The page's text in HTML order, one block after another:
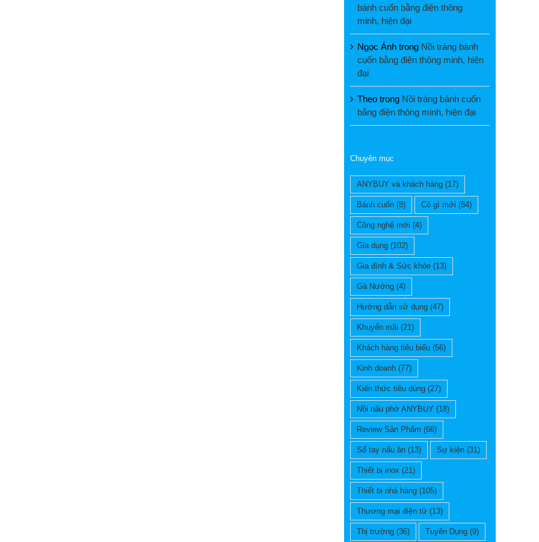
bánh cuốn bằng điện thông
minh, hiện đại
Ngọc Ánh trong Nồi tráng bánh
cuốn bằng điện thông minh, hiện
đại
Theo trong Nồi tráng bánh cuốn
bằng điện thông minh, hiện đại
Chuyên mục
ANYBUY và khách hàng (17)
Bánh cuốn (8) Có gì mới (84)
Công nghệ mới (4)
Gia dụng (102)
Gia đình & Sức khỏe (13)
Gà Nướng (4)
Hướng dẫn sử dụng (47)
Khuyến mãi (21)
Khách hàng tiêu biểu (56)
Kinh doanh (77)
Kiến thức tiêu dùng (27)
Nồi nấu phở ANYBUY (18)
Review Sản Phẩm (66)
Sổ tay nấu ăn (13) Sự kiện (31)
Thiết bị inox (21)
Thiết bị nhà hàng (105)
Thương mại điện tử (13)
Thị trường (36) Tuyển Dụng (9)